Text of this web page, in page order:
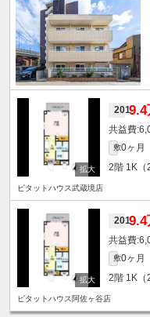
2019.4
敷0ヶ月
2階 1K（
ピタットハウス武蔵境店
2019.4
敷0ヶ月
2階 1K（
ピタットハウス阿佐ヶ谷店